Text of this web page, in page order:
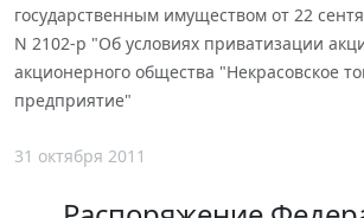
государственным имуществом от 22
N 2102-р "Об условиях приватизации
акционерного общества "Некрасовское
предприятие"
31 октября 2011